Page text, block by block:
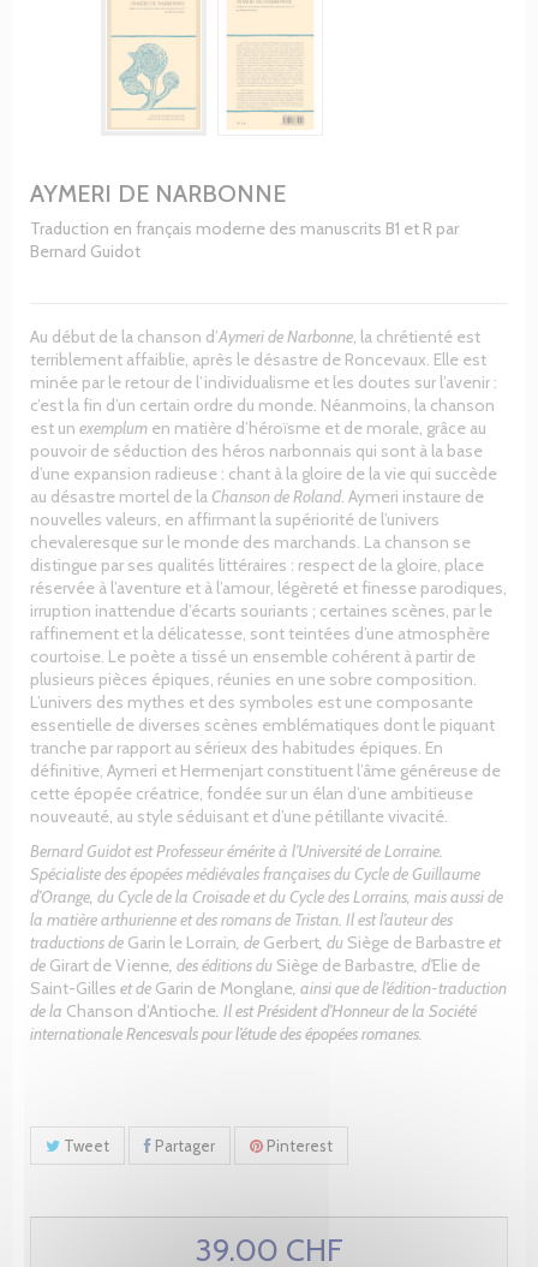
AYMERI DE NARBONNE
Traduction en français moderne des manuscrits B1 et R par
Bernard Guidot
Au début de la chanson d’Aymeri de Narbonne , la chrétienté est
terriblement affaiblie, après le désastre de Roncevaux. Elle est
minée par le retour de l’individualisme et les doutes sur l’avenir :
c’est la fin d’un certain ordre du monde. Néanmoins, la chanson
est un exemplum en matière d’héroïsme et de morale, grâce au
pouvoir de séduction des héros narbonnais qui sont à la base
d’une expansion radieuse : chant à la gloire de la vie qui succède
au désastre mortel de la Chanson de Roland. Aymeri instaure de
nouvelles valeurs, en affirmant la supériorité de l’univers
chevaleresque sur le monde des marchands. La chanson se
distingue par ses qualités littéraires : respect de la gloire, place
réservée à l’aventure et à l’amour, légèreté et finesse parodiques,
irruption inattendue d’écarts souriants ; certaines scènes, par le
raffinement et la délicatesse, sont teintées d’une atmosphère
courtoise. Le poète a tissé un ensemble cohérent à partir de
plusieurs pièces épiques, réunies en une sobre composition.
L’univers des mythes et des symboles est une composante
essentielle de diverses scènes emblématiques dont le piquant
tranche par rapport au sérieux des habitudes épiques. En
définitive, Aymeri et Hermenjart constituent l’âme généreuse de
cette épopée créatrice, fondée sur un élan d’une ambitieuse
nouveauté, au style séduisant et d’une pétillante vivacité.
Bernard Guidot est Professeur émérite à l’Université de Lorraine.
Spécialiste des épopées médiévales françaises du Cycle de Guillaume
d’Orange, du Cycle de la Croisade et du Cycle des Lorrains, mais aussi de
la matière arthurienne et des romans de Tristan. Il est l’auteur des
traductions de Garin le Lorrain , de Gerbert , du Siège de Barbastreet
de Girart de Vienne , des éditions du Siège de Barbastre , d’Elie de
Saint-Gilles et de Garin de Monglane , ainsi que de l’édition-traduction
de la Chanson d’Antioche . Il est Président d’Honneur de la Société
internationale Rencesvals pour l’étude des épopées romanes.
Tweet Partager Pinterest
39.00 CHF